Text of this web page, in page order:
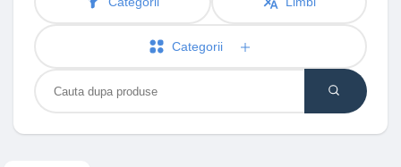
Categorii